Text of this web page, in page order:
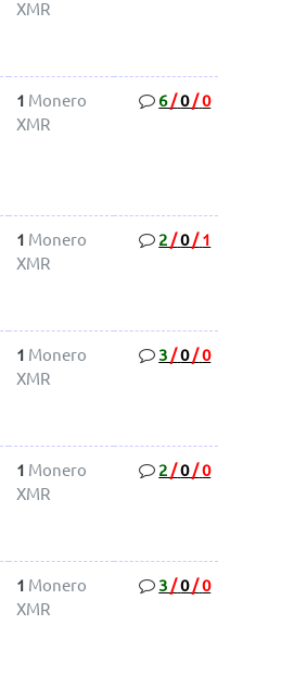
XMR
1 Monero
XMR
6/0/0
1 Monero
XMR
2 /0/ 1
1 Monero
XMR
3 /0/0
1 Monero
XMR
2 /0/0
1 Monero
XMR
3 /0/0